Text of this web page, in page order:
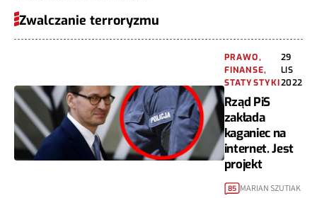
Zwalczanie terroryzmu
PRAWO,
FINANSE,
STATYSTYKI
29
LIS
2022
Rząd PiS
zakłada
kaganiec na
internet. Jest
projekt
85 MARIAN SZUTIAK